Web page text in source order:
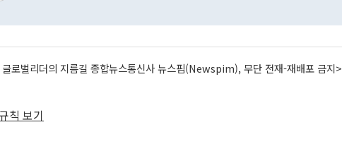
로벌리더의 지름길 종합뉴스통신사 뉴스핌(Newspim), 무단 전재-재배포 금지>
칙 보기